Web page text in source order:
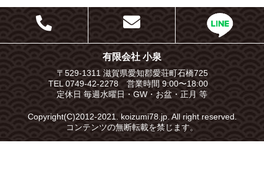
有限会社 小泉
〒529-1311 滋賀県愛知郡愛荘町石橋725
TEL 0749-42-2278 営業時間 9:00〜18:00
定休日 毎週水曜日・GW・お盆・正月 等
Copyright(C)2012-2021. koizumi78.jp. All right reserved.
コンテンツの無断転載を禁じます。